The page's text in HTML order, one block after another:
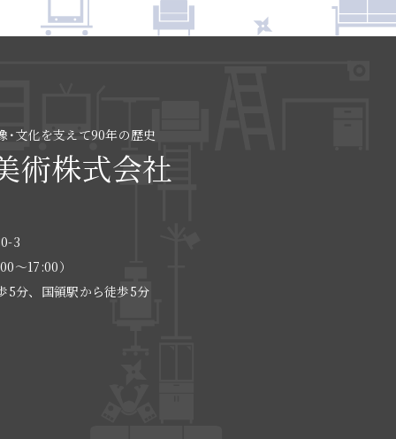
･文化を支えて90年の歴史
術株式会社
3
〜17:00）
分、国領駅から徒歩5分